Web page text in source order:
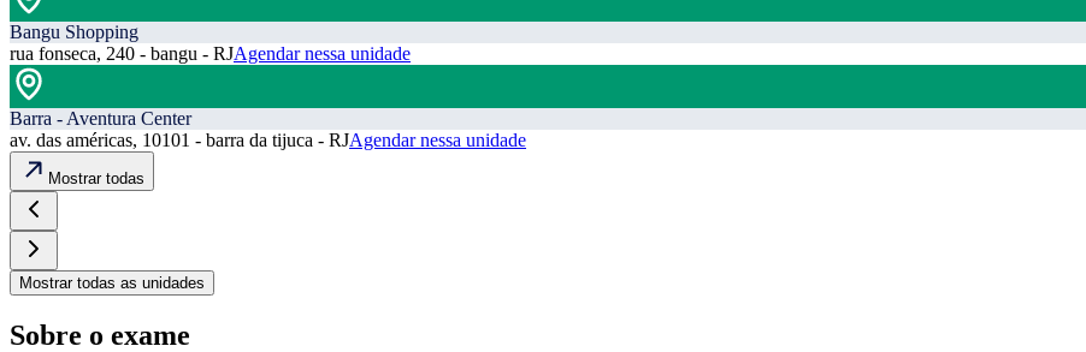
Bangu Shopping
rua fonseca, 240 - bangu - RJAgendar nessa unidade
Barra - Aventura Center
av. das américas, 10101 - barra da tijuca - RJAgendar nessa unidade
Mostrar todas
Mostrar todas as unidades
Sobre o exame